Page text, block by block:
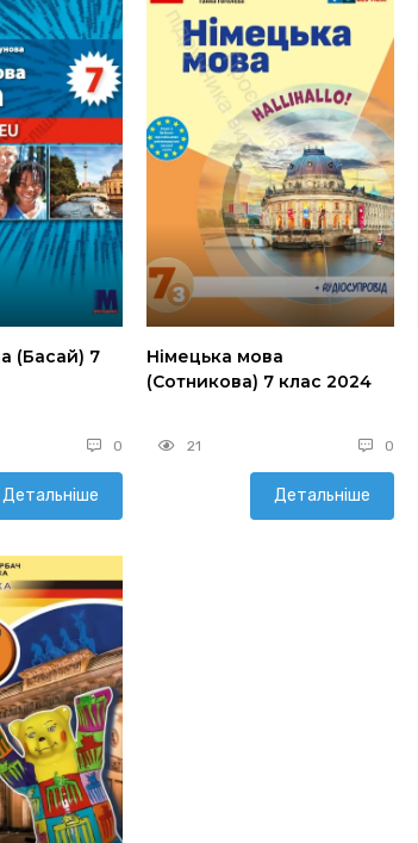
(Басай) 7
0
Детальніше
Німецька мова
(Сотникова) 7 клас 2024
21 0
Детальніше